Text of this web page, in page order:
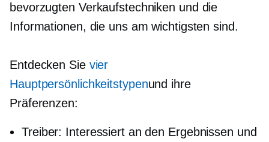
bevorzugten Verkaufstechniken und die
Informationen, die uns am wichtigsten sind.
Entdecken Sie vier
Hauptpersönlichkeitstypenund ihre
Präferenzen:
Treiber: Interessiert an den Ergebnissen und